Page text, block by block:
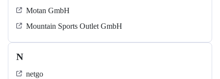
Motan GmbH
Mountain Sports Outlet GmbH
N
netgo